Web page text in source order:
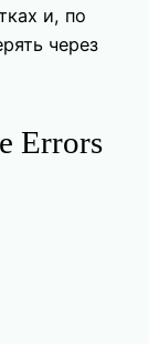
и, по
через
Errors